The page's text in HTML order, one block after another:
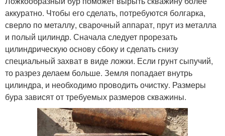
аккуратно. Чтобы его сделать, потребуются болгарка,
сверло по металлу, сварочный аппарат, прут из металла
и полый цилиндр. Сначала следует прорезать
цилиндрическую основу сбоку и сделать снизу
специальный захват в виде ложки. Если грунт сыпучий,
то разрез делаем больше. Земля попадает внутрь
цилиндра, и необходимо проводить очистку. Размеры
бура зависят от требуемых размеров скважины.